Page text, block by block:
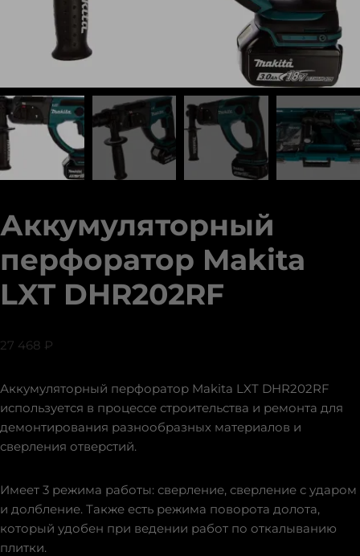
Аккумуляторный
перфоратор Makita
LXT DHR202RF
27 468 ₽
Аккумуляторный перфоратор Makita LXT DHR202RF
используется в процессе строительства и ремонта для
демонтирования разнообразных материалов и
сверления отверстий.
Имеет 3 режима работы: сверление, сверление с ударом
и долбление. Также есть режима поворота долота,
который удобен при ведении работ по откалыванию
плитки.